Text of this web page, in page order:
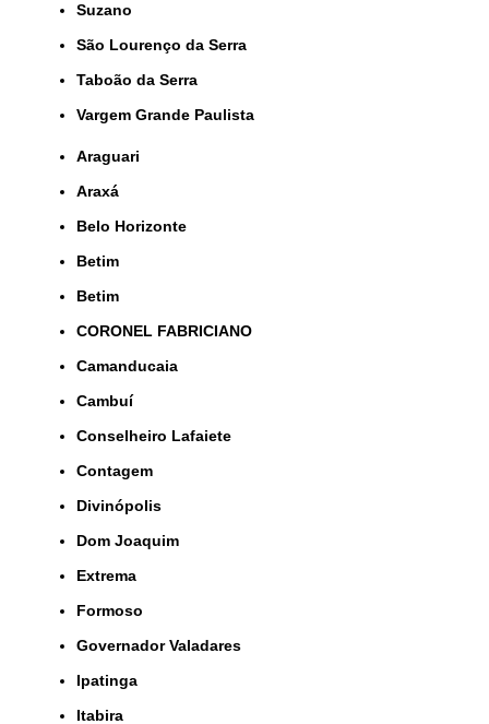
Suzano
São Lourenço da Serra
Taboão da Serra
Vargem Grande Paulista
Araguari
Araxá
Belo Horizonte
Betim
Betim
CORONEL FABRICIANO
Camanducaia
Cambuí
Conselheiro Lafaiete
Contagem
Divinópolis
Dom Joaquim
Extrema
Formoso
Governador Valadares
Ipatinga
Itabira